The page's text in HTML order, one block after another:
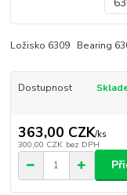
Ložisko 6309 Bearing
Dostupnost
363,00 CZK/ks
300,00 CZK bez DPH